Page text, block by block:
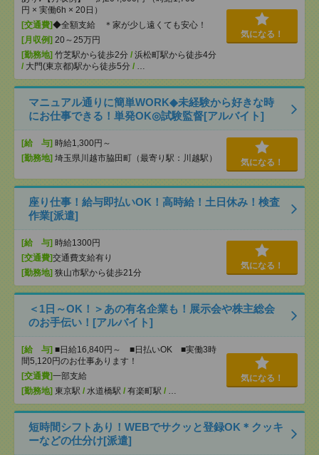
円 × 実働6h × 20日）
[交通費]◆全額支給 ＊家が少し遠くても安心！
[月収例] 20～25万円
[勤務地] 竹芝駅から徒歩2分 / 浜松町駅から徒歩4分
/ 大門(東京都)駅から徒歩5分 / …
気になる！
マニュアル通りに簡単WORK◆未経験から好きな時
にお仕事できる！単発OK◎試験監督[アルバイト]
[給 与] 時給1,300円～
[勤務地] 埼玉県川越市脇田町（最寄り駅：川越駅） 気になる！
座り仕事！給与即払いOK！高時給！土日休み！検査
作業[派遣]
[給 与] 時給1300円
[交通費]交通費支給有り
[勤務地] 狭山市駅から徒歩21分
気になる！
＜1日～OK！＞あの有名企業も！展示会や株主総会
のお手伝い！[アルバイト]
[給 与] ■日給16,840円～ ■日払いOK ■実働3時
間5,120円のお仕事あります！
[交通費]一部支給
[勤務地] 東京駅 / 水道橋駅 / 有楽町駅 / …
気になる！
短時間シフトあり！WEBでサクッと登録OK＊クッキ
ーなどの仕分け[派遣]